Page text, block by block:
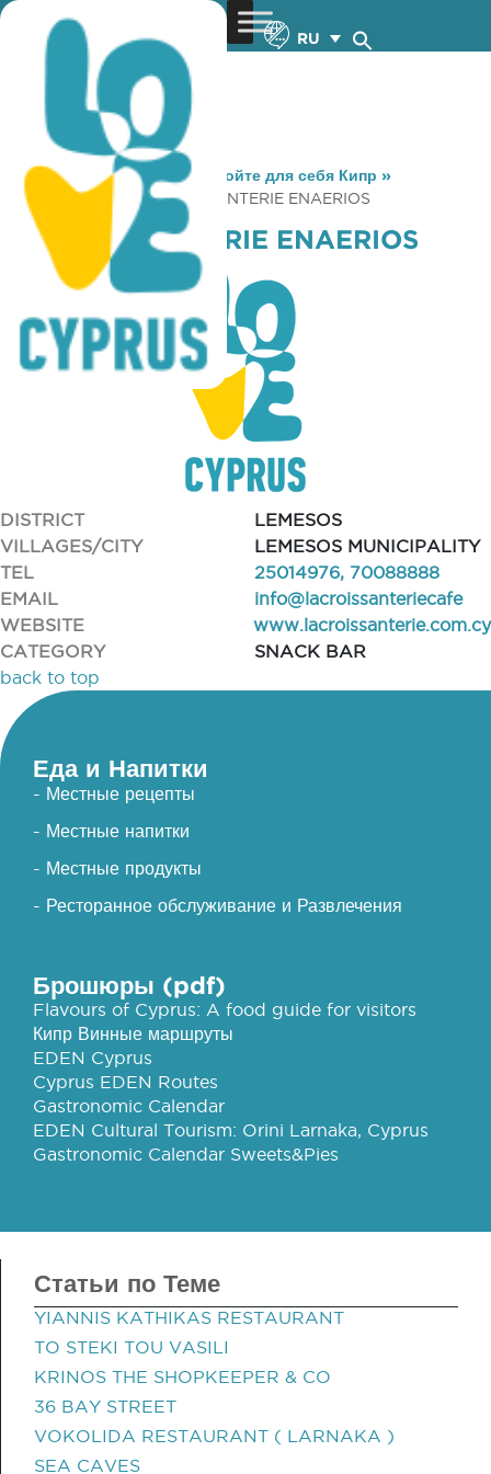
RU
You are here: Home »Откройте для себя Кипр »
Gastronomy
» LA CROISSANTERIE ENAERIOS
LA CROISSANTERIE ENAERIOS
DISTRICT
LEMESOS
VILLAGES/CITY
LEMESOS MUNICIPALITY
TEL
25014976, 70088888
EMAIL
info@lacroissanteriecafe
WEBSITE
www.lacroissanterie.com.cy
CATEGORY
SNACK BAR
back to top
Еда и Напитки
- Местные рецепты
- Местные напитки
- Местные продукты
- Ресторанное обслуживание и Развлечения
Брошюры (pdf)
Flavours of Cyprus: A food guide for visitors
Кипр Винные маршруты
EDEN Cyprus
Cyprus EDEN Routes
Gastronomic Calendar
EDEN Cultural Tourism: Orini Larnaka, Cyprus
Gastronomic Calendar Sweets&Pies
Статьи по Теме
YIANNIS KATHIKAS RESTAURANT
TO STEKI TOU VASILI
KRINOS THE SHOPKEEPER & CO
36 BAY STREET
VOKOLIDA RESTAURANT ( LARNAKA )
SEA CAVES